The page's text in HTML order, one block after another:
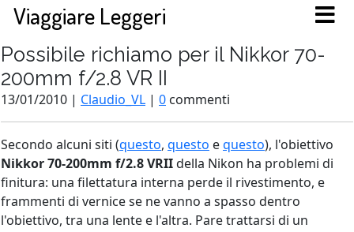
Viaggiare Leggeri
Possibile richiamo per il Nikkor 70-
200mm f/2.8 VR II
13/01/2010 | Claudio_VL | 0 commenti
Secondo alcuni siti (questo, questo equesto), l'obiettivo
Nikkor 70-200mm f/2.8 VRIIdella Nikon ha problemi di
finitura: una filettatura interna perde il rivestimento, e
frammenti di vernice se ne vanno a spasso dentro
l'obiettivo, tra una lente e l'altra. Pare trattarsi di un